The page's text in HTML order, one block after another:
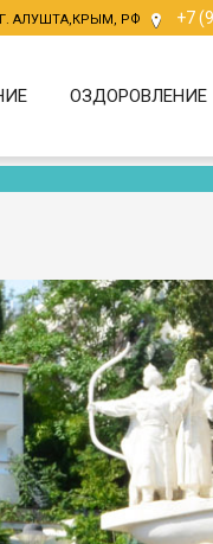
АЛУШТА,КРЫМ, РФ +7
ОЗДОРОВЛЕНИЕ